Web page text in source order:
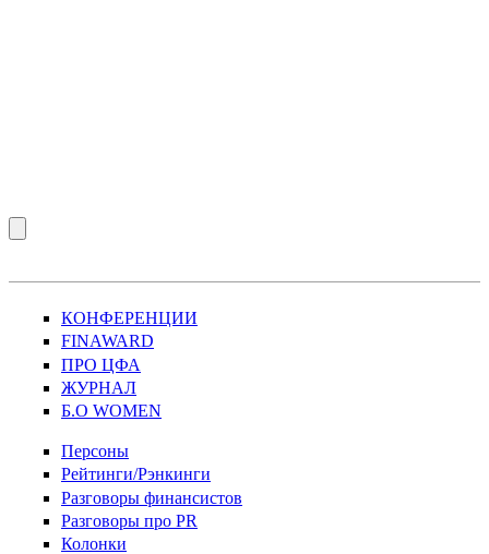
КОНФЕРЕНЦИИ
FINAWARD
ПРО ЦФА
ЖУРНАЛ
Б.О WOMEN
Персоны
Рейтинги/Рэнкинги
Разговоры финансистов
Разговоры про PR
Колонки